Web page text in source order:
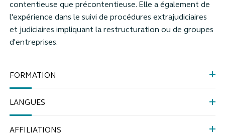
contentieuse que précontentieuse. Elle a également de
l'expérience dans le suivi de procédures extrajudiciaires
et judiciaires impliquant la restructuration ou de groupes
d'entreprises.
FORMATION
LANGUES
AFFILIATIONS